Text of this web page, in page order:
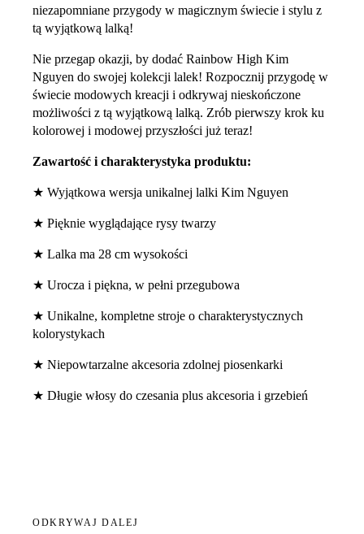
niezapomniane przygody w magicznym świecie i stylu z
tą wyjątkową lalką!
Nie przegap okazji, by dodać Rainbow High Kim
Nguyen do swojej kolekcji lalek! Rozpocznij przygodę w
świecie modowych kreacji i odkrywaj nieskończone
możliwości z tą wyjątkową lalką. Zrób pierwszy krok ku
kolorowej i modowej przyszłości już teraz!
Zawartość i charakterystyka produktu:
★ Wyjątkowa wersja unikalnej lalki Kim Nguyen
★ Pięknie wyglądające rysy twarzy
★ Lalka ma 28 cm wysokości
★ Urocza i piękna, w pełni przegubowa
★ Unikalne, kompletne stroje o charakterystycznych
kolorystykach
★ Niepowtarzalne akcesoria zdolnej piosenkarki
★ Długie włosy do czesania plus akcesoria i grzebień
ODKRYWAJ DALEJ